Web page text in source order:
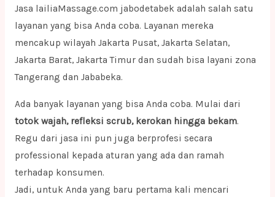
Jasa lailiaMassage.com jabodetabek adalah salah satu
layanan yang bisa Anda coba. Layanan mereka
mencakup wilayah Jakarta Pusat, Jakarta Selatan,
Jakarta Barat, Jakarta Timur dan sudah bisa layani zona
Tangerang dan Jababeka.
Ada banyak layanan yang bisa Anda coba. Mulai dari
totok wajah, refleksi scrub, kerokan hingga bekam.
Regu dari jasa ini pun juga berprofesi secara
professional kepada aturan yang ada dan ramah
terhadap konsumen.
Jadi, untuk Anda yang baru pertama kali mencari